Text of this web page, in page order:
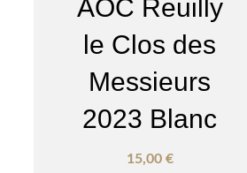
AOC Reuilly
le Clos des
Messieurs
2023 Blanc
15,00 €